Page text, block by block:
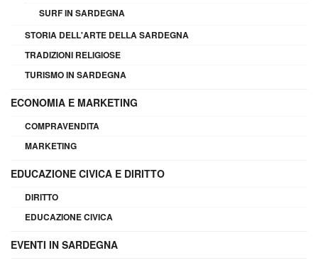
SURF IN SARDEGNA
STORIA DELL'ARTE DELLA SARDEGNA
TRADIZIONI RELIGIOSE
TURISMO IN SARDEGNA
ECONOMIA E MARKETING
COMPRAVENDITA
MARKETING
EDUCAZIONE CIVICA E DIRITTO
DIRITTO
EDUCAZIONE CIVICA
EVENTI IN SARDEGNA